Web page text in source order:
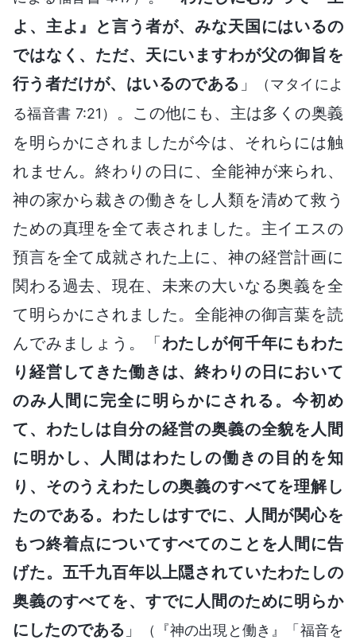
よ、主よ』と言う者が、みな天国にはいるの
ではなく、ただ、天にいますわが父の御旨を
行う者だけが、はいるのである 」
（マタイによ
る福音書 7:21）
。この他にも、主は多くの奥義
を明らかにされましたが今は、それらには触
れません。終わりの日に、全能神が来られ、
神の家から裁きの働きをし人類を清めて救う
ための真理を全て表されました。主イエスの
預言を全て成就された上に、神の経営計画に
関わる過去、現在、未来の大いなる奥義を全
て明らかにされました。全能神の御言葉を読
んでみましょう。「わたしが何千年にもわた
り経営してきた働きは、終わりの日において
のみ人間に完全に明らかにされる。今初め
て、わたしは自分の経営の奥義の全貌を人間
に明かし、人間はわたしの働きの目的を知
り、そのうえわたしの奥義のすべてを理解し
たのである。わたしはすでに、人間が関心を
もつ終着点についてすべてのことを人間に告
げた。五千九百年以上隠されていたわたしの
奥義のすべてを、すでに人間のために明らか
にしたのである 」
（『神の出現と働き』「福音を